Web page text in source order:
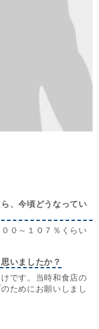
、今頃どうなってい
０～１０７％くらい
いましたか？
です。当時和食店の
ためにお願いしまし